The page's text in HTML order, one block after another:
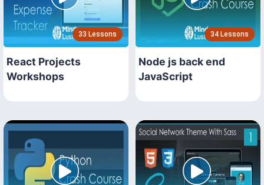
33 Lessons
React Projects
Workshops
34 Lessons
Node js back end
JavaScript